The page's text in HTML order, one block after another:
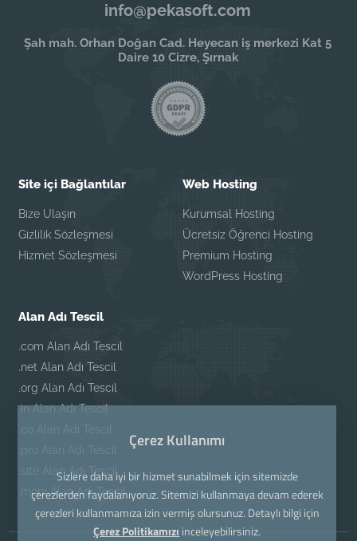
info@pekasoft.com
Şah mah. Orhan Doğan Cad. Heyecan iş merkezi Kat 5
Daire 10 Cizre, Şırnak
Site içi Bağlantılar
Bize Ulaşın
Gizlilik Sözleşmesi
Hizmet Sözleşmesi
Web Hosting
Kurumsal Hosting
Ücretsiz Öğrenci Hosting
Premium Hosting
WordPress Hosting
Alan Adı Tescil
.com Alan Adı Tescil
.net Alan Adı Tescil
.org Alan Adı Tescil
.in Alan Adı Tescil
.co Alan Adı Tescil
.pro Alan Adı Tescil
.site Alan Adı Tescil
.mobi Alan Adı Tescil
Çerez Kullanımı
Sizlere daha iyi bir hizmet sunabilmek için sitemizde
çerezlerden faydalanıyoruz. Sitemizi kullanmaya devam ederek
çerezleri kullanmamıza izin vermiş olursunuz. Detaylı bilgi için
Çerez Politikamızı inceleyebilirsiniz.